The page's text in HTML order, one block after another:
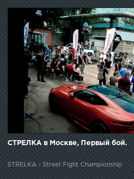
СТРЕЛКА в Москве, Первый бой.
STRELKA - Street Fight Championship